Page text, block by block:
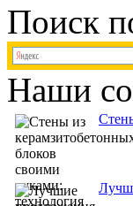
Поиск
Наши